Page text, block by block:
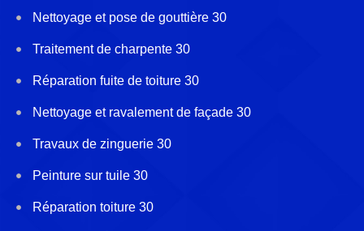
Nettoyage et pose de gouttière 30
Traitement de charpente 30
Réparation fuite de toiture 30
Nettoyage et ravalement de façade 30
Travaux de zinguerie 30
Peinture sur tuile 30
Réparation toiture 30